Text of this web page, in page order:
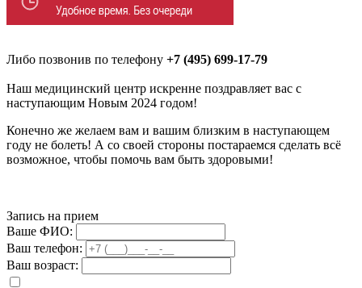
Либо позвонив по телефону +7 (495) 699-17-79
Наш медицинский центр искренне поздравляет вас с
наступающим Новым 2024 годом!
Конечно же желаем вам и вашим близким в наступающем
году не болеть! А со своей стороны постараемся сделать всё
возможное, чтобы помочь вам быть здоровыми!
Запись на прием
Ваше ФИО:
Ваш телефон:
Ваш возраст: